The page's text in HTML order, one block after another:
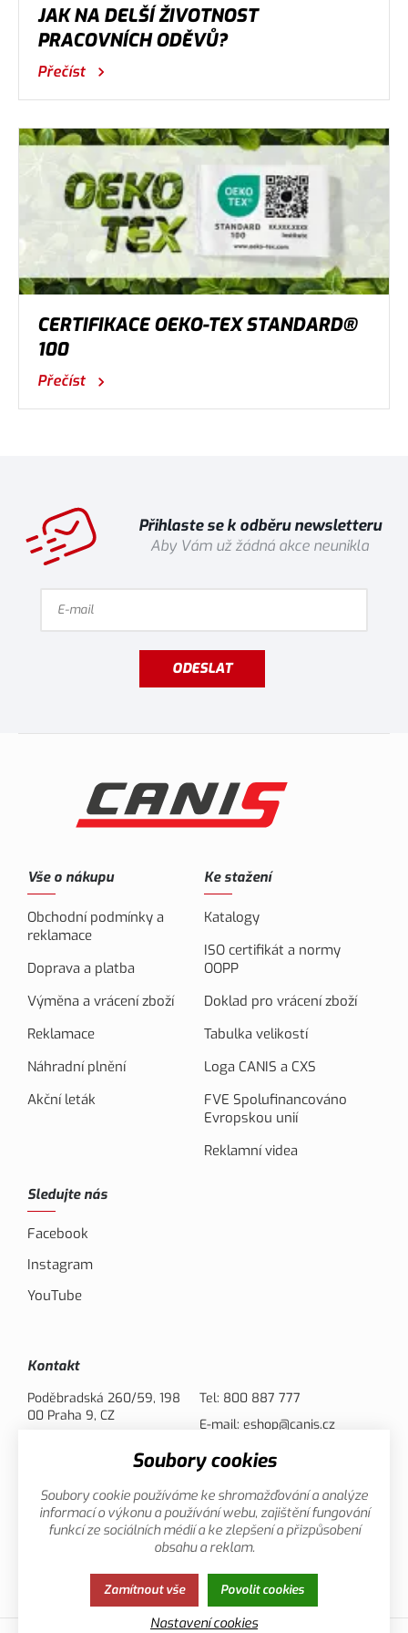
JAK NA DELŠÍ ŽIVOTNOST
PRACOVNÍCH ODĚVŮ?
Přečíst
CERTIFIKACE OEKO-TEX STANDARD®
100
Přečíst
Přihlaste se k odběru newsletteru
Aby Vám už žádná akce neunikla
ODESLAT
Vše o nákupu
Obchodní podmínky a
reklamace
Doprava a platba
Výměna a vrácení zboží
Reklamace
Náhradní plnění
Akční leták
Ke stažení
Katalogy
ISO certifikát a normy
OOPP
Doklad pro vrácení zboží
Tabulka velikostí
Loga CANIS a CXS
FVE Spolufinancováno
Evropskou unií
Reklamní videa
Sledujte nás
Facebook
Instagram
YouTube
Kontakt
Poděbradská 260/59, 198
00 Praha 9, CZ
Tel: 800 887 777
E-mail: eshop@canis.cz
Možnosti platby
Zásady ochrany osobních údajů
Soubory cookies
Soubory cookie používáme ke shromažďování a analýze
informací o výkonu a používání webu, zajištění fungování
funkcí ze sociálních médií a ke zlepšení a přizpůsobení
obsahu a reklam.
Zamítnout vše Povolit cookies
Nastavení cookies